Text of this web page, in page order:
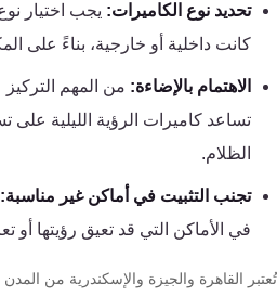
تحديد نوع الكاميرات:يجب اختيار نوع
كانت داخلية أو خارجية، بناءً على
الاهتمام بالإضاءة:من المهم التركيز
تساعد كاميرات الرؤية الليلية على
الظلام.
تجنب التثبيت في أماكن غير مناسبة:
في الأماكن التي قد تعيق رؤيتها أو
القاهرة والجيزة والإسكندرية من